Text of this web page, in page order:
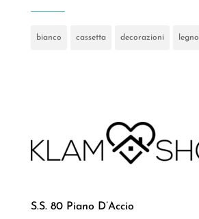
bianco cassetta decorazioni legno
S.S. 80 Piano D’Accio